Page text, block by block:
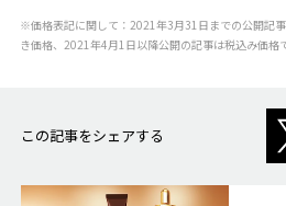
※価格表記に関して：2021年3月31日までの公開記
き価格、2021年4月1日以降公開の記事は税込み価格で
この記事をシェアする